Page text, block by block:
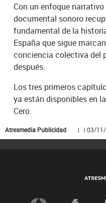
Con un enfoque
documental sonoro
fundamental de la
España que sigue
conciencia colectiva del
después.
Los tres primeros
ya están disponibles en
Cero.
Atresmedia Publicidad | | 03/11/